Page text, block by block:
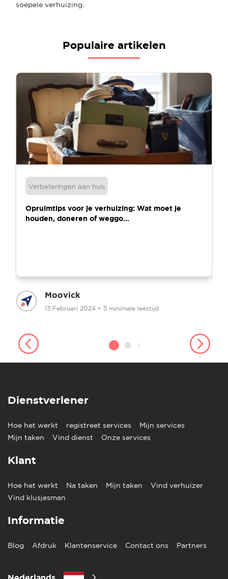
soepele verhuizing.
Populaire artikelen
Verbeteringen aan huis
Opruimtips voor je verhuizing: Wat moet je
houden, doneren of weggo...
Moovick
13 Februari 2024 • 5 minimale leestijd
Dienstverlener
Hoe het werkt registreet services
Mijn services
Mijn taken
Vind dienst Onze services
Klant
Hoe het werkt Na taken Mijn taken
Vind verhuizer
Vind klusjesman
Informatie
Blog Afdruk Klantenservice Contact ons Partners